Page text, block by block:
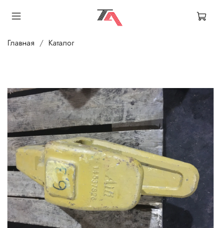
Главная Каталог